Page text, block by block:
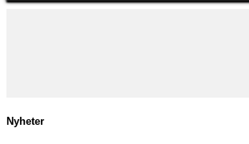
Nyheter